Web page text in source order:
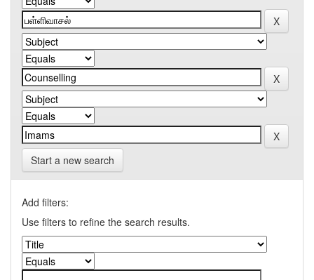
Start a new search
Add filters:
Use filters to refine the search results.